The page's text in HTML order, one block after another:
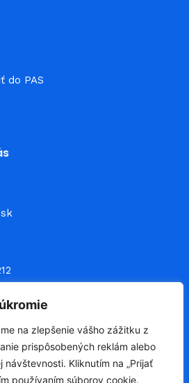
na zlepšenie vášho zážitku z
prispôsobených reklám alebo
návštevnosti. Kliknutím na „Prijať
používaním súborov cookie.
do PAS